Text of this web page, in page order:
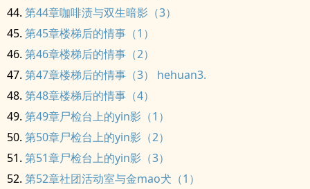
第44章咖啡渍与双生暗影（3）
第45章楼梯后的情事（1）
第46章楼梯后的情事（2）
第47章楼梯后的情事（3） hehuan3.
第48章楼梯后的情事（4）
第49章尸检台上的yin影（1）
第50章尸检台上的yin影（2）
第51章尸检台上的yin影（3）
第52章社团活动室与金mao犬（1）